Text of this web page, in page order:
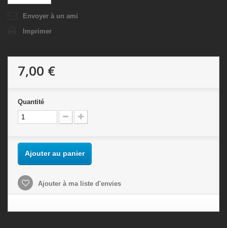
Envoyer à un ami
Imprimer
7,00 €
Quantité
Ajouter au panier
Ajouter à ma liste d'envies